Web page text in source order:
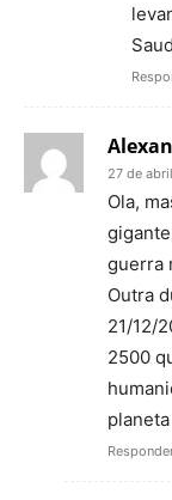
27 de
Ola,
guerra
Outra
21/12/
2500